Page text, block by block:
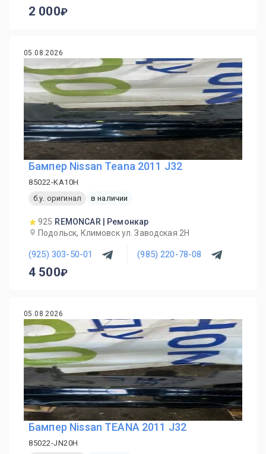
2 000
05.08.2026
Бампер Nissan Teana 2011 J32
85022-KA10H
б.у. оригинал
в наличии
925 REMONCAR | Ремонкар
Подольск, Климовск ул. Заводская 2Н
(925) 303-50-01 (985) 220-78-08
4 500
05.08.2026
Бампер Nissan TEANA 2011 J32
85022-JN20H